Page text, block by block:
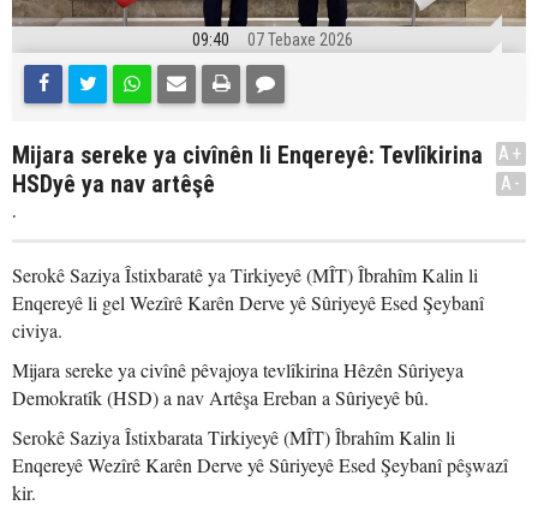
09:40 07 Tebaxe 2026
Mijara sereke ya civînên li Enqereyê: Tevlîkirina
HSDyê ya nav artêşê
.
A+
A-
Serokê Saziya Îstixbaratê ya Tirkiyeyê (MÎT) Îbrahîm Kalin li
Enqereyê li gel Wezîrê Karên Derve yê Sûriyeyê Esed Şeybanî
civiya.
Mijara sereke ya civînê pêvajoya tevlîkirina Hêzên Sûriyeya
Demokratîk (HSD) a nav Artêşa Ereban a Sûriyeyê bû.
Serokê Saziya Îstixbarata Tirkiyeyê (MÎT) Îbrahîm Kalin li
Enqereyê Wezîrê Karên Derve yê Sûriyeyê Esed Şeybanî pêşwazî
kir.